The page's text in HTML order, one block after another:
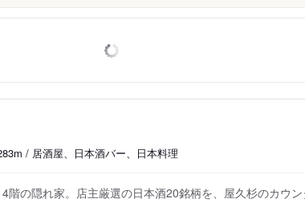
/ 居酒屋、日本酒バー、日本料理
階の隠れ家。店主厳選の日本酒20銘柄を、屋久杉のカウン